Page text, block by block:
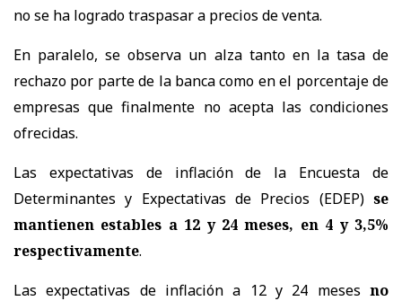
no se ha logrado traspasar a precios de venta.
En paralelo, se observa un alza tanto en la tasa de
rechazo por parte de la banca como en el porcentaje de
empresas que finalmente no acepta las condiciones
ofrecidas.
Las expectativas de inflación de la Encuesta de
Determinantes y Expectativas de Precios (EDEP) se
mantienen estables a 12 y 24 meses, en 4 y 3,5%
respectivamente.
Las expectativas de inflación a 12 y 24 meses no